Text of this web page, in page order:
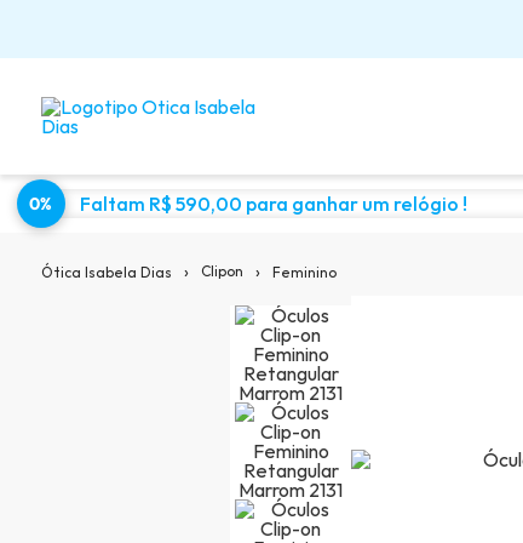
0% Faltam R$ 590,00 para ganhar um relógio !
Ótica Isabela Dias › Clipon › Feminino